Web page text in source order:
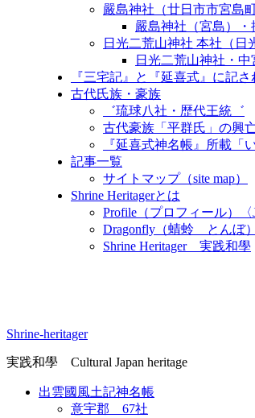
嚴島神社（廿日市市宮島
嚴島神社（宮島）
日光二荒山神社 本社（日
日光二荒山神社・中
『三宅記』と『延喜式』に記
古代氏族・豪族
゛琉球八社・歴代王統゛
古代豪族「平群氏」の興
『延喜式神名帳』所載「
記事一覧
サイトマップ（site map）
Shrine Heritagerとは
Profile（プロフィール）〈
Dragonfly（蜻蛉 とんぼ）
Shrine Heritager 実践和學
Shrine-heritager
実践和學 Cultural Japan heritage
出雲國風土記神名帳
意宇郡 67社